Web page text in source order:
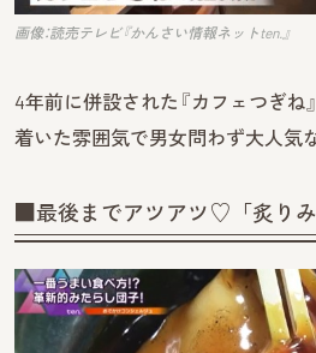
画像：読売テレビ『かんさい情報ネットten.』
4年前に併設された『カフェつぎね
着いた雰囲気で男女問わず大人気
■最後までアツアツ♡「炙りみ